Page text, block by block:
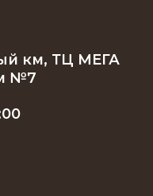
км, ТЦ МЕГА
№7